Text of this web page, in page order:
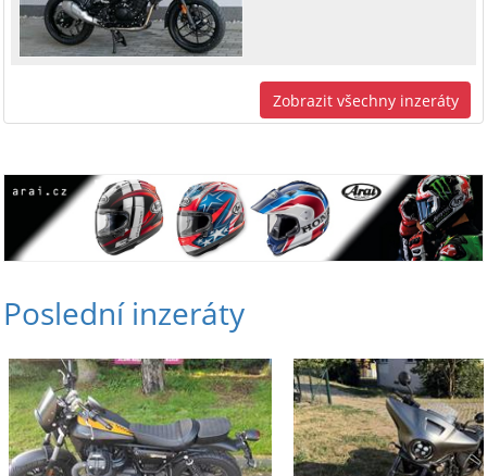
Zobrazit všechny inzeráty
Poslední inzeráty